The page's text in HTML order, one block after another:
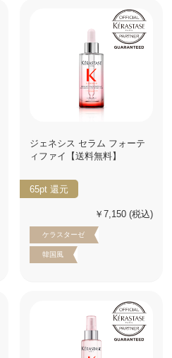
ジェネシス セラム フォーテ
ィファイ【送料無料】
65pt 還元
￥7,150 (税込)
ケラスターゼ
韓国風